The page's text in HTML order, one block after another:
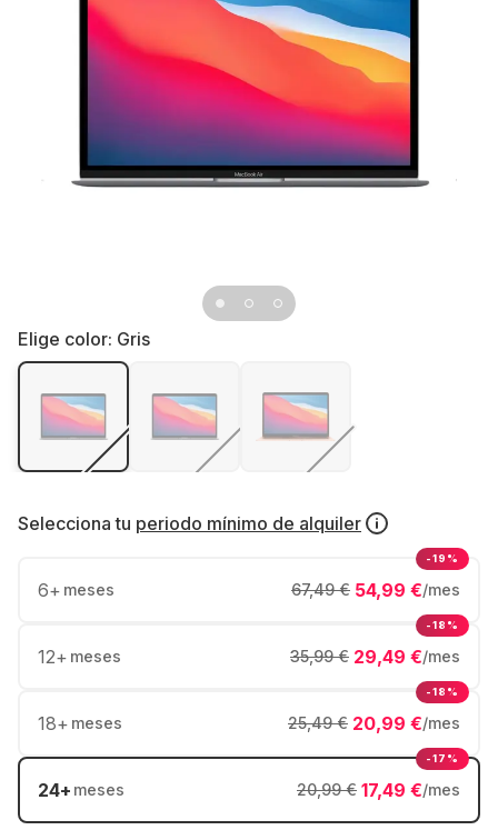
Elige color: Gris
Selecciona tu periodo mínimo de alquiler
6+ meses 54,99 €/mes
67,49 €
-19%
12+ meses 29,49 €/mes
35,99 €
-18%
18+ meses 20,99 €/mes
25,49 €
-18%
24+ meses 17,49 €/mes
20,99 €
-17%